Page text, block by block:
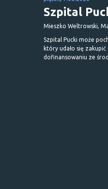
Szpital
Mieszko Weltrowski,
Szpital Pucki może
który udało się
dofinansowaniu ze